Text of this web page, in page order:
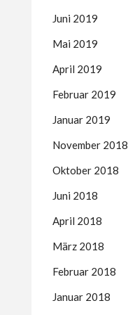
Juni 2019
Mai 2019
April 2019
Februar 2019
Januar 2019
November 2018
Oktober 2018
Juni 2018
April 2018
März 2018
Februar 2018
Januar 2018